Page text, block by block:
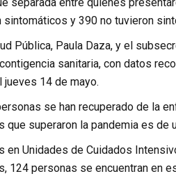
y 390 no tuvieron
Pública, Paula Daza, y el
sanitaria, con datos
14 de mayo.
se han recuperado de la
superaron la pandemia es de
Unidades de Cuidados
124 personas se encuentran en